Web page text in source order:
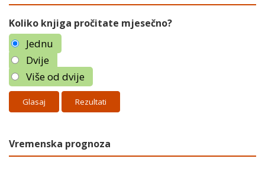
Koliko knjiga pročitate mjesečno?
Jednu
Dvije
Više od dvije
Rezultati
Vremenska prognoza